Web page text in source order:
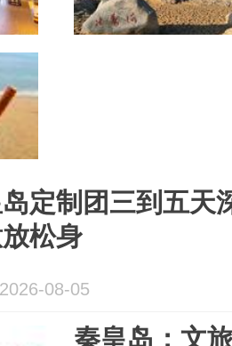
定制团三到五天
松身
08-05
秦皇岛：文